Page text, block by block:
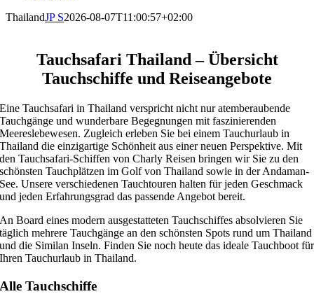
ThailandJP S2026-08-07T11:00:57+02:00
Tauchsafari Thailand – Übersicht
Tauchschiffe und Reiseangebote
Eine Tauchsafari in Thailand verspricht nicht nur atemberaubende
Tauchgänge und wunderbare Begegnungen mit faszinierenden
Meereslebewesen. Zugleich erleben Sie bei einem Tauchurlaub in
Thailand die einzigartige Schönheit aus einer neuen Perspektive. Mit
den Tauchsafari-Schiffen von Charly Reisen bringen wir Sie zu den
schönsten Tauchplätzen im Golf von Thailand sowie in der Andaman-
See. Unsere verschiedenen Tauchtouren halten für jeden Geschmack
und jeden Erfahrungsgrad das passende Angebot bereit.
An Board eines modern ausgestatteten Tauchschiffes absolvieren Sie
täglich mehrere Tauchgänge an den schönsten Spots rund um Thailand
und die Similan Inseln. Finden Sie noch heute das ideale Tauchboot für
Ihren Tauchurlaub in Thailand.
Alle Tauchschiffe